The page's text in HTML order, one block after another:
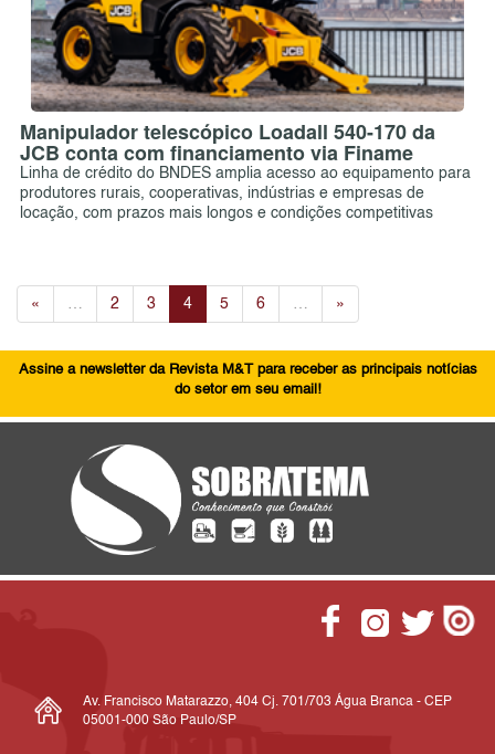
Manipulador telescópico Loadall 540-170 da
JCB conta com financiamento via Finame
Linha de crédito do BNDES amplia acesso ao equipamento para
produtores rurais, cooperativas, indústrias e empresas de
locação, com prazos mais longos e condições competitivas
« 2 3 4 5 6 »
Assine a newsletter da Revista M&T para receber as principais notícias
do setor em seu email!
Av. Francisco Matarazzo, 404 Cj. 701/703 Água Branca - CEP
05001-000 São Paulo/SP